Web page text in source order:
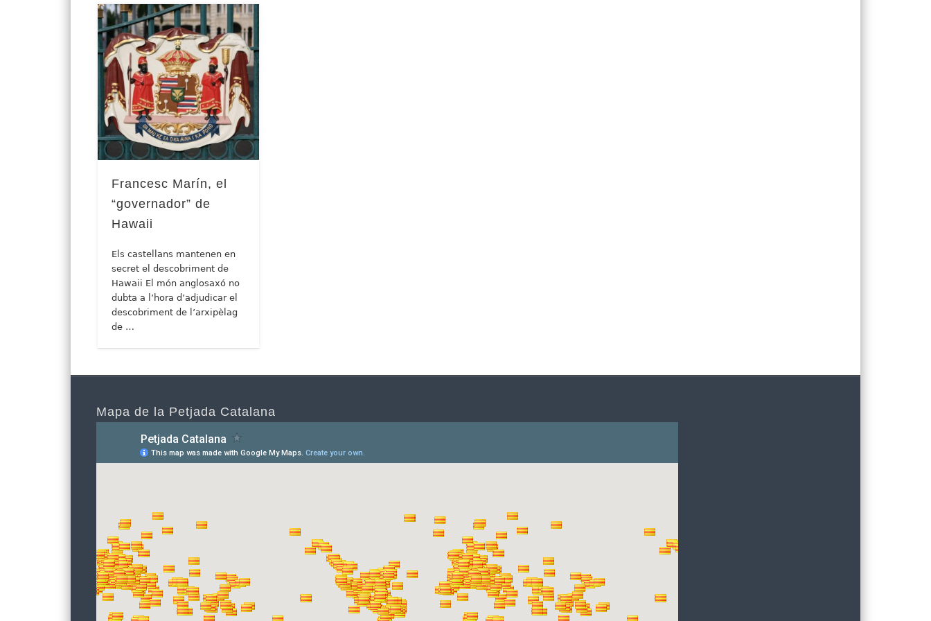
Francesc Marín, el
“governador” de
Hawaii
Els castellans mantenen en
secret el descobriment de
Hawaii El món anglosaxó no
dubta a l’hora d’adjudicar el
descobriment de l’arxipèlag
de …
Mapa de la Petjada Catalana